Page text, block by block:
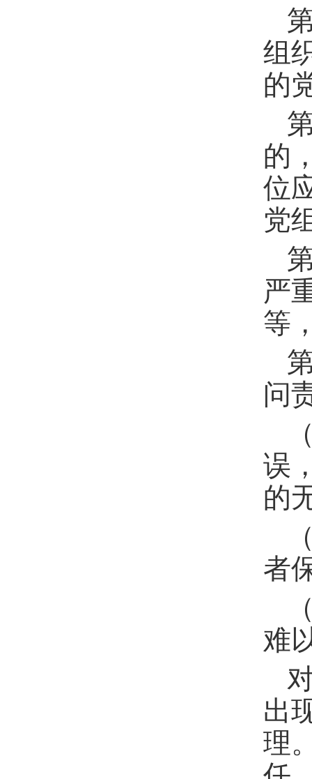
组
的
的
位
党
严
等
问
误
的
者
难
出
理